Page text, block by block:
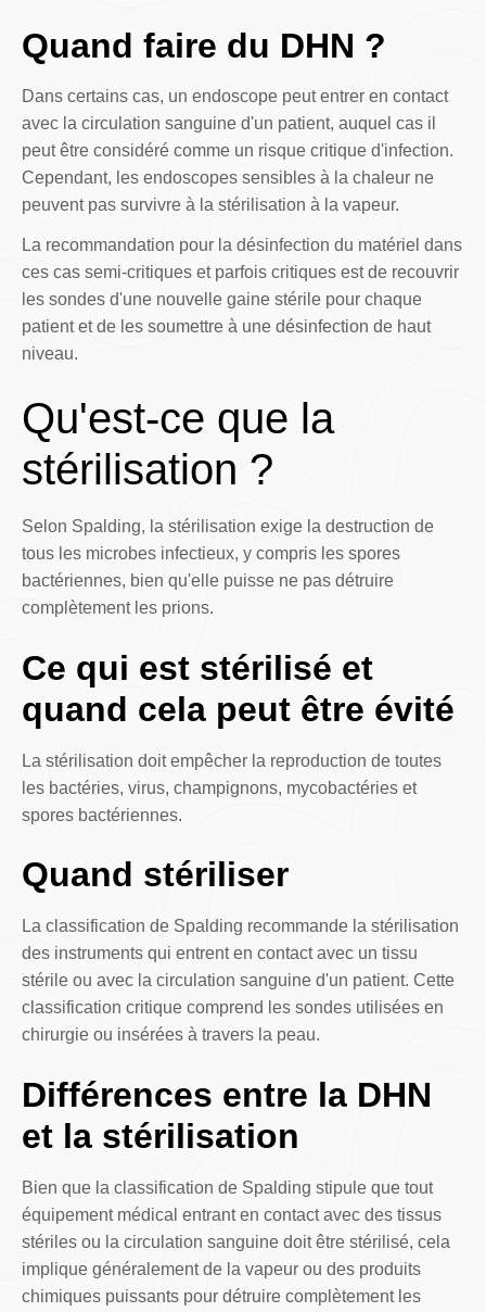
Quand faire du DHN ?
Dans certains cas, un endoscope peut entrer en contact
avec la circulation sanguine d'un patient, auquel cas il
peut être considéré comme un risque critique d'infection.
Cependant, les endoscopes sensibles à la chaleur ne
peuvent pas survivre à la stérilisation à la vapeur.
La recommandation pour la désinfection du matériel dans
ces cas semi-critiques et parfois critiques est de recouvrir
les sondes d'une nouvelle gaine stérile pour chaque
patient et de les soumettre à une désinfection de haut
niveau.
Qu'est-ce que la
stérilisation ?
Selon Spalding, la stérilisation exige la destruction de
tous les microbes infectieux, y compris les spores
bactériennes, bien qu'elle puisse ne pas détruire
complètement les prions.
Ce qui est stérilisé et
quand cela peut être évité
La stérilisation doit empêcher la reproduction de toutes
les bactéries, virus, champignons, mycobactéries et
spores bactériennes.
Quand stériliser
La classification de Spalding recommande la stérilisation
des instruments qui entrent en contact avec un tissu
stérile ou avec la circulation sanguine d'un patient. Cette
classification critique comprend les sondes utilisées en
chirurgie ou insérées à travers la peau.
Différences entre la DHN
et la stérilisation
Bien que la classification de Spalding stipule que tout
équipement médical entrant en contact avec des tissus
stériles ou la circulation sanguine doit être stérilisé, cela
implique généralement de la vapeur ou des produits
chimiques puissants pour détruire complètement les